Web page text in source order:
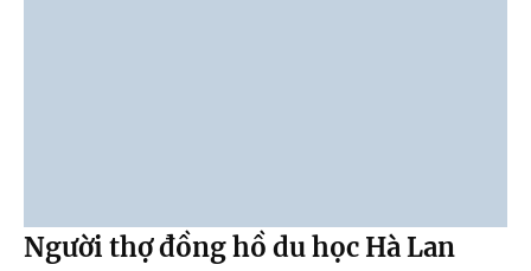
Người thợ đồng hồ du học Hà Lan